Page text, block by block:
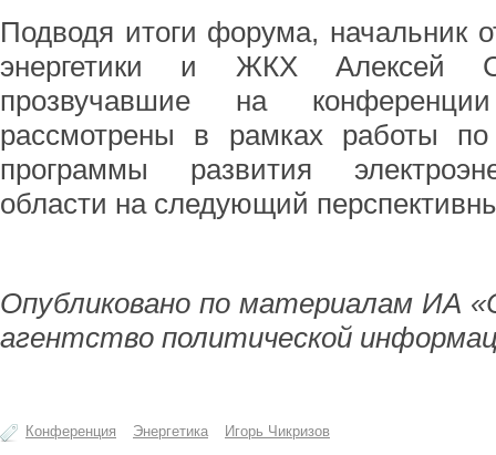
Подводя итоги форума, начальник
энергетики и ЖКХ Алексей
прозвучавшие на
рассмотрены в рамках работы
программы развития
области на следующий
Опубликовано по материалам ИА
агентство политической
Конференция Энергетика Игорь Чикризов